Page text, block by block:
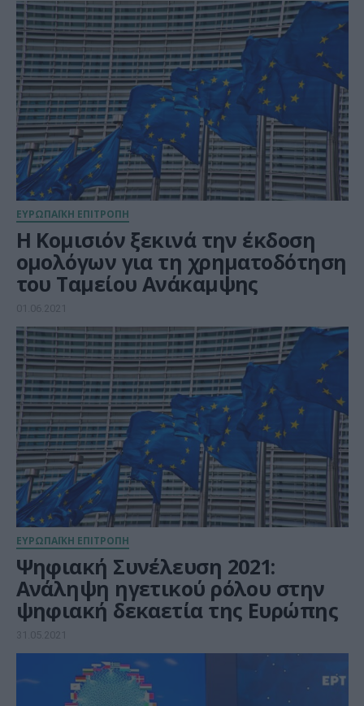
ΕΥΡΩΠΑΪΚΗ ΕΠΙΤΡΟΠΗ
Η Κομισιόν ξεκινά την έκδοση
ομολόγων για τη χρηματοδότηση
του Ταμείου Ανάκαμψης
01.06.2021
ΕΥΡΩΠΑΪΚΗ ΕΠΙΤΡΟΠΗ
Ψηφιακή Συνέλευση 2021:
Ανάληψη ηγετικού ρόλου στην
ψηφιακή δεκαετία της Ευρώπης
31.05.2021